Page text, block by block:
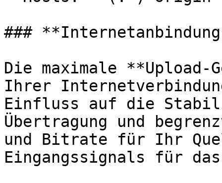
###
Die maximale
Ihrer
Einfluss auf die
Übertragung und
und Bitrate für Ihr
Eingangssignals für das